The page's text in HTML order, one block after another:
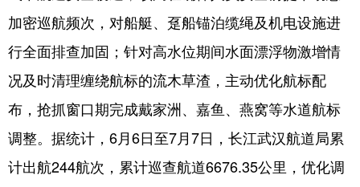
辽宁 吉林 上海 江苏
浙江 安徽 福建 江西
广东 广西 海南 重庆
四川 贵州 云南 西藏
加密巡航频次，对船艇、趸船锚泊缆绳及机电设施进
行全面排查加固；针对高水位期间水面漂浮物激增情
况及时清理缠绕航标的流木草渣，主动优化航标配
布，抢抓窗口期完成戴家洲、嘉鱼、燕窝等水道航标
调整。据统计，6月6日至7月7日，长江武汉航道局累
计出航244航次，累计巡查航道6676.35公里，优化调